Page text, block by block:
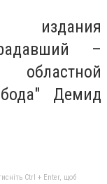
–
Демид
Ctrl + Enter, щоб